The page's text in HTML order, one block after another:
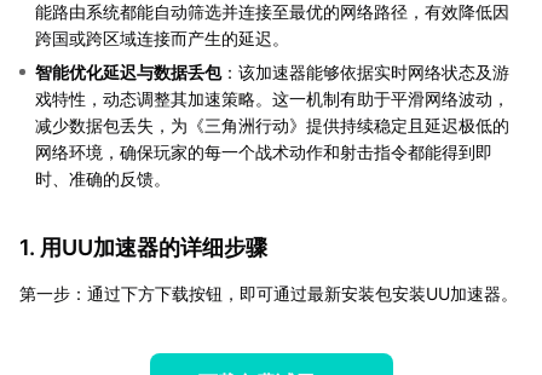
能路由系统都能自动筛选并连接至最优的网络路径，有效降低因
跨国或跨区域连接而产生的延迟。
智能优化延迟与数据丢包：该加速器能够依据实时网络状态及游
戏特性，动态调整其加速策略。这一机制有助于平滑网络波动，
减少数据包丢失，为《三角洲行动》提供持续稳定且延迟极低的
网络环境，确保玩家的每一个战术动作和射击指令都能得到即
时、准确的反馈。
1. 用UU加速器的详细步骤
第一步：通过下方下载按钮，即可通过最新安装包安装UU加速器。